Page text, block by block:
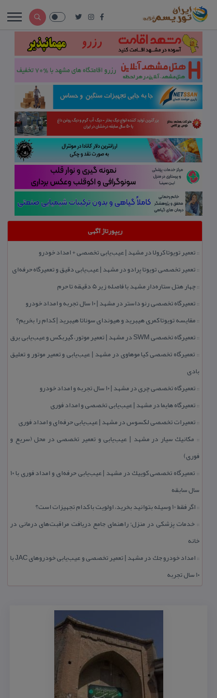
ریپورتاژ آگهی
:: تعمیر تویوتا كرولا در مشهد | عیب‌یابی تخصصی + امداد خودرو
:: تعمیر تخصصی تویوتا پرادو در مشهد | عیب‌یابی دقیق و تعمیرگاه حرفه‌ای
::چهار هتل‌ ستاره‌دار مشهد با فاصله زیر 5 دقیقه تا حرم
:: تعمیرگاه تخصصی رنو داستر در مشهد | ۱۰ سال تجربه و امداد خودرو
:: مقایسه تویوتا كمری هیبرید و هیوندای سوناتا هیبرید | كدام را بخریم؟
:: تعمیرگاه تخصصی SWM در مشهد | تعمیر موتور، گیربكس و عیب‌یابی برق
:: تعمیرگاه تخصصی كیا موهاوی در مشهد | عیب‌یابی و تعمیر موتور و تعلیق
بادی
:: تعمیرگاه تخصصی چری در مشهد | ۱۰ سال تجربه و امداد خودرو
:: تعمیرگاه هایما در مشهد | عیب‌یابی تخصصی و امداد فوری
:: تعمیرات تخصصی لكسوس در مشهد | عیب‌یابی حرفه‌ای و امداد فوری
:: مكانیك سیار در مشهد | عیب‌یابی و تعمیر تخصصی در محل (سریع و
فوری)
::
تعمیرگاه تخصصی كوییك در مشهد | عیب‌یابی حرفه‌ای و امداد فوری با ۱۰
سال سابقه
:: اگر فقط 10 وسیله بتوانید بخرید، اولویت با كدام تجهیزات است؟
:: خدمات پزشكی در منزل؛ راهنمای جامع دریافت مراقبت‌های درمانی در
خانه
::
امداد خودرو جك در مشهد | تعمیر تخصصی و عیب‌یابی خودروهای JAC با
۱۰ سال تجربه